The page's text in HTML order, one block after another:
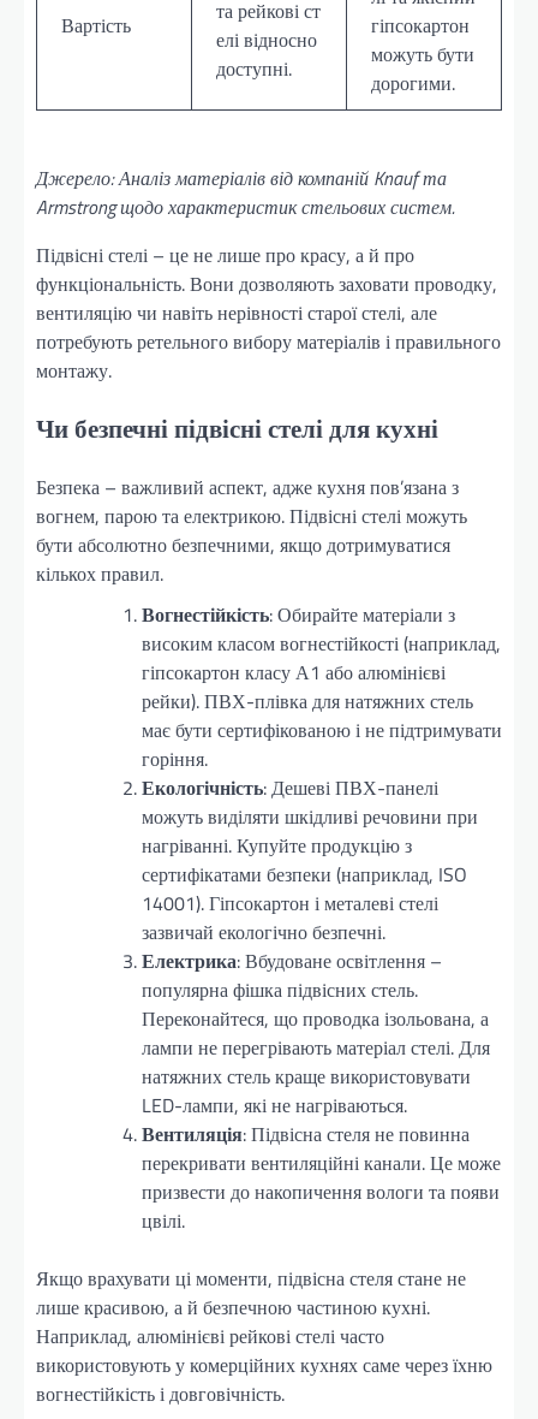
Вартість
та рейкові ст
елі відносно
доступні.
гіпсокартон
можуть бути
дорогими.
Джерело: Аналіз матеріалів від компаній Knauf та
Armstrong щодо характеристик стельових систем.
Підвісні стелі – це не лише про красу, а й про
функціональність. Вони дозволяють заховати проводку,
вентиляцію чи навіть нерівності старої стелі, але
потребують ретельного вибору матеріалів і правильного
монтажу.
Чи безпечні підвісні стелі для кухні
Безпека – важливий аспект, адже кухня пов’язана з
вогнем, парою та електрикою. Підвісні стелі можуть
бути абсолютно безпечними, якщо дотримуватися
кількох правил.
Вогнестійкість: Обирайте матеріали з
високим класом вогнестійкості (наприклад,
гіпсокартон класу А1 або алюмінієві
рейки). ПВХ-плівка для натяжних стель
має бути сертифікованою і не підтримувати
горіння.
Екологічність: Дешеві ПВХ-панелі
можуть виділяти шкідливі речовини при
нагріванні. Купуйте продукцію з
сертифікатами безпеки (наприклад, ISO
14001). Гіпсокартон і металеві стелі
зазвичай екологічно безпечні.
Електрика: Вбудоване освітлення –
популярна фішка підвісних стель.
Переконайтеся, що проводка ізольована, а
лампи не перегрівають матеріал стелі. Для
натяжних стель краще використовувати
LED-лампи, які не нагріваються.
Вентиляція: Підвісна стеля не повинна
перекривати вентиляційні канали. Це може
призвести до накопичення вологи та появи
цвілі.
Якщо врахувати ці моменти, підвісна стеля стане не
лише красивою, а й безпечною частиною кухні.
Наприклад, алюмінієві рейкові стелі часто
використовують у комерційних кухнях саме через їхню
вогнестійкість і довговічність.